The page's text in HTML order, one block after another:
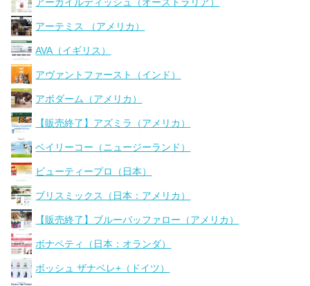
アーガイルディッシュ（オーストラリア）
アーテミス （アメリカ）
AVA（イギリス）
アヴァントファースト（インド）
アボダーム（アメリカ）
【販売終了】アズミラ（アメリカ）
ベイリーコー（ニュージーランド）
ビューティープロ（日本）
ブリスミックス（日本：アメリカ）
【販売終了】ブルーバッファロー（アメリカ）
ボナペティ（日本：オランダ）
ボッシュ ザナベレ+（ドイツ）